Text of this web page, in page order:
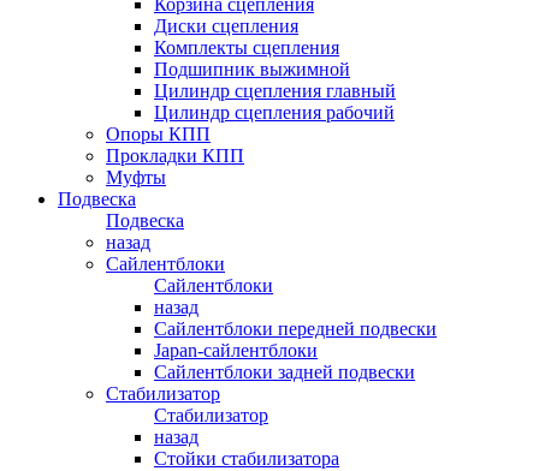
Корзина сцепления
Диски сцепления
Комплекты сцепления
Подшипник выжимной
Цилиндр сцепления главный
Цилиндр сцепления рабочий
Опоры КПП
Прокладки КПП
Муфты
Подвеска
Подвеска
назад
Сайлентблоки
Сайлентблоки
назад
Сайлентблоки передней подвески
Japan-сайлентблоки
Сайлентблоки задней подвески
Стабилизатор
Стабилизатор
назад
Стойки стабилизатора